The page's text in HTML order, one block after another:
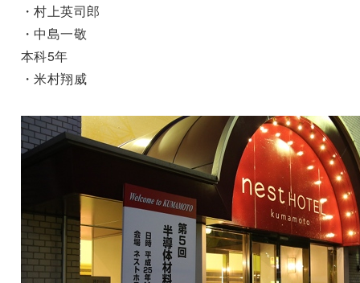
・村上英司郎
・中島一敬
本科5年
・米村翔威